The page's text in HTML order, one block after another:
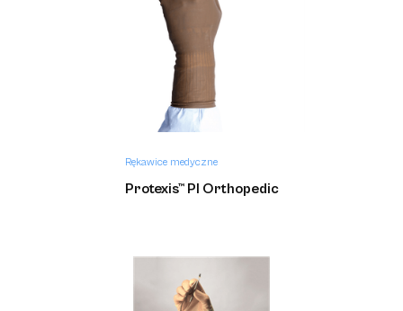
Rękawice medyczne
Protexis™ PI Ortho
Rękawice medyczne
Protexis™ PI Orthopedic